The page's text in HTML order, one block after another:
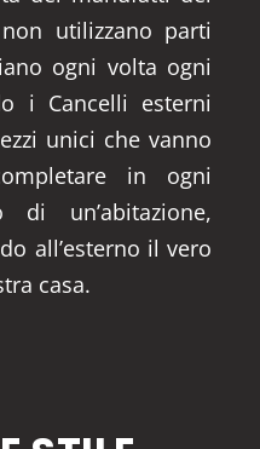
utilizzano parti
ogni volta ogni
i Cancelli esterni
unici che vanno
in ogni
un’abitazione,
all’esterno il vero
casa.